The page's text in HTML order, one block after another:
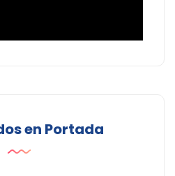
en Portada